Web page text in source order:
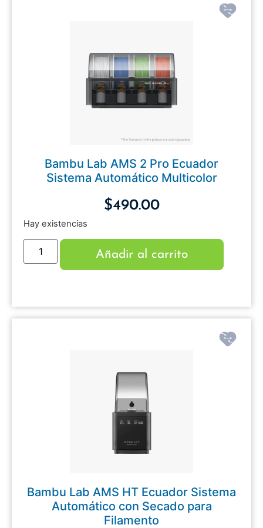
Bambu Lab AMS 2 Pro Ecuador
Sistema Automático Multicolor
$490.00
Hay existencias
Añadir al carrito
Bambu Lab AMS HT Ecuador Sistema
Automático con Secado para
Filamento